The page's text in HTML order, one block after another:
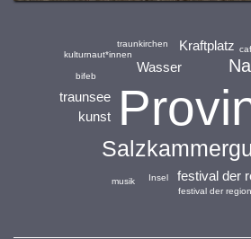
Wasser
Kraftplatz
festival der
traunsee
kunst
traunkirchen
bifeb
kulturnaut*innen
Insel
festival der
musik